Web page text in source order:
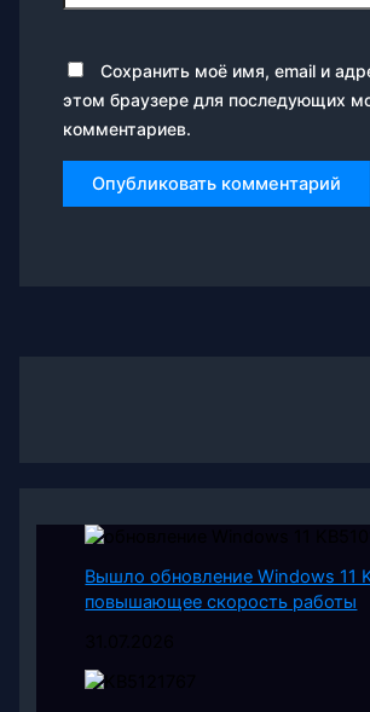
Сохранить моё имя, email и
этом браузере для последующих
комментариев.
Вышло обновление Windows 11
повышающее скорость работы